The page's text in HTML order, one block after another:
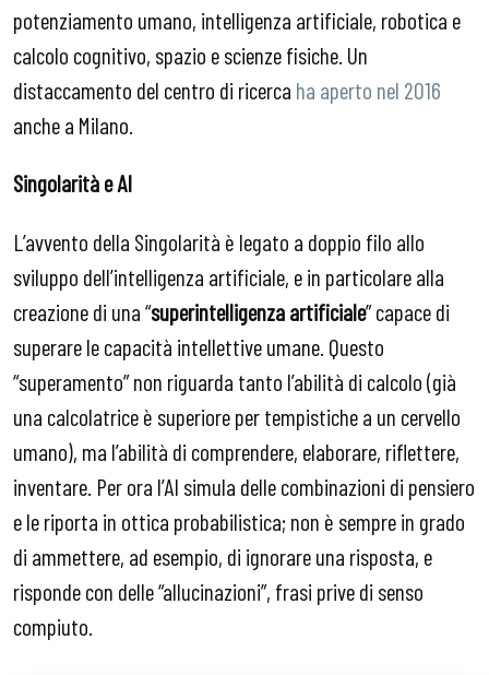
potenziamento umano, intelligenza artificiale, robotica e
calcolo cognitivo, spazio e scienze fisiche. Un
distaccamento del centro di ricerca ha aperto nel 2016
anche a Milano.
Singolarità e AI
L’avvento della Singolarità è legato a doppio filo allo
sviluppo dell’intelligenza artificiale, e in particolare alla
creazione di una “superintelligenza artificiale” capace di
superare le capacità intellettive umane. Questo
“superamento” non riguarda tanto l’abilità di calcolo (già
una calcolatrice è superiore per tempistiche a un cervello
umano), ma l’abilità di comprendere, elaborare, riflettere,
inventare. Per ora l’AI simula delle combinazioni di pensiero
e le riporta in ottica probabilistica; non è sempre in grado
di ammettere, ad esempio, di ignorare una risposta, e
risponde con delle “allucinazioni”, frasi prive di senso
compiuto.